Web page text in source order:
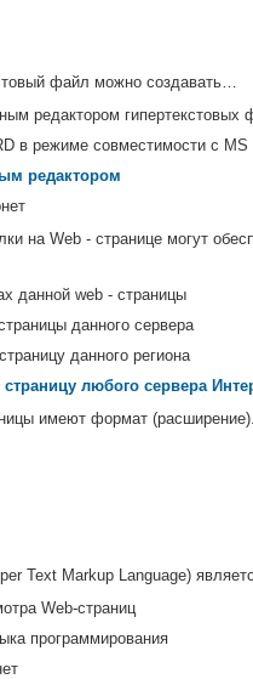
файл можно создавать…
редактором гипертекстовых
в режиме совместимости с MS
редактором
на Web - странице могут
данной web - страницы
данного сервера
данного региона
любого сервера
имеют формат
Text Markup Language)
Web-страниц
программирования